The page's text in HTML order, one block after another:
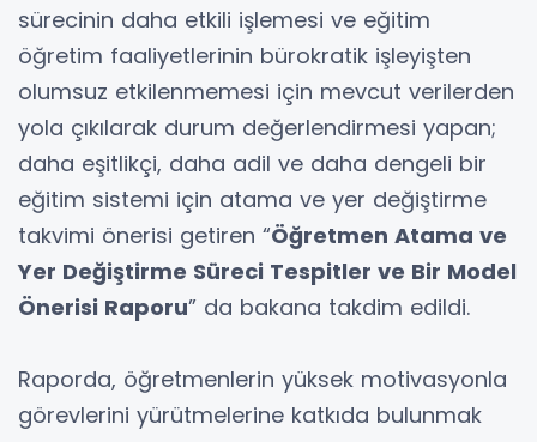
sürecinin daha etkili işlemesi ve eğitim
öğretim faaliyetlerinin bürokratik işleyişten
olumsuz etkilenmemesi için mevcut verilerden
yola çıkılarak durum değerlendirmesi yapan;
daha eşitlikçi, daha adil ve daha dengeli bir
eğitim sistemi için atama ve yer değiştirme
takvimi önerisi getiren “Öğretmen Atama ve
Yer Değiştirme Süreci Tespitler ve Bir Model
Önerisi Raporu” da bakana takdim edildi.
Raporda, öğretmenlerin yüksek motivasyonla
görevlerini yürütmelerine katkıda bulunmak